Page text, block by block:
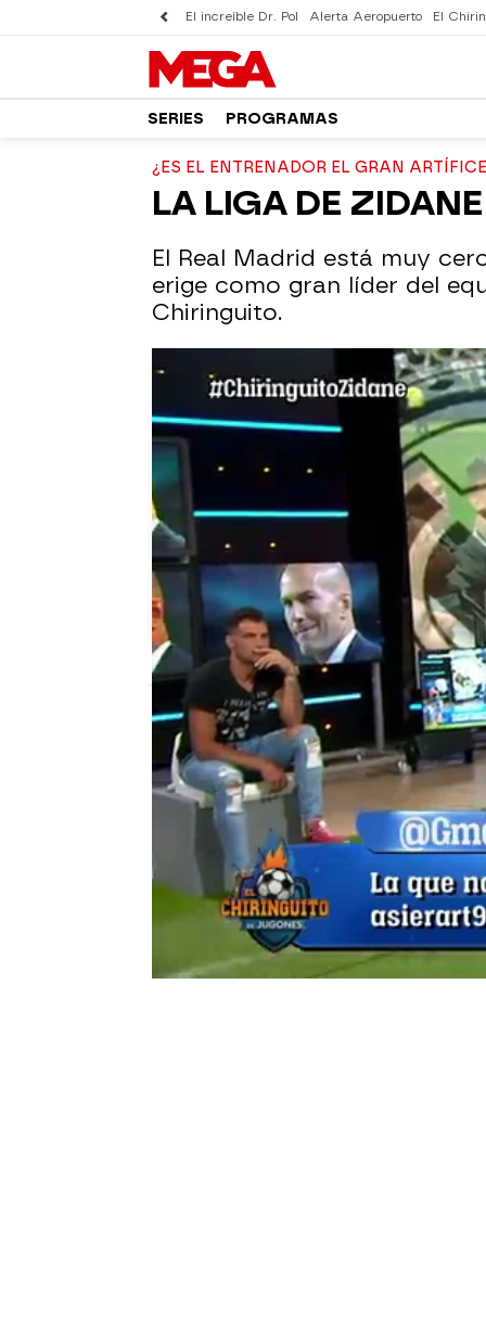
El increíble Dr. Pol Alerta Aeropuerto El
SERIES PROGRAMAS
¿ES EL ENTRENADOR EL GRAN
LA LIGA DE ZIDANE
El Real Madrid está muy
erige como gran líder del
Chiringuito.
El Chiringuito
Madrid
Publicado:15 de julio de 2020, 00:48
Tomás Roncero Zidane